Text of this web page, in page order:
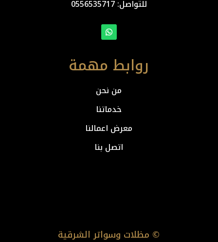
للتواصل: ⁦0556535717
روابط مهمة
من نحن
خدماتنا
معرض اعمالنا
اتصل بنا
© مظلات وسواتر الشرقية